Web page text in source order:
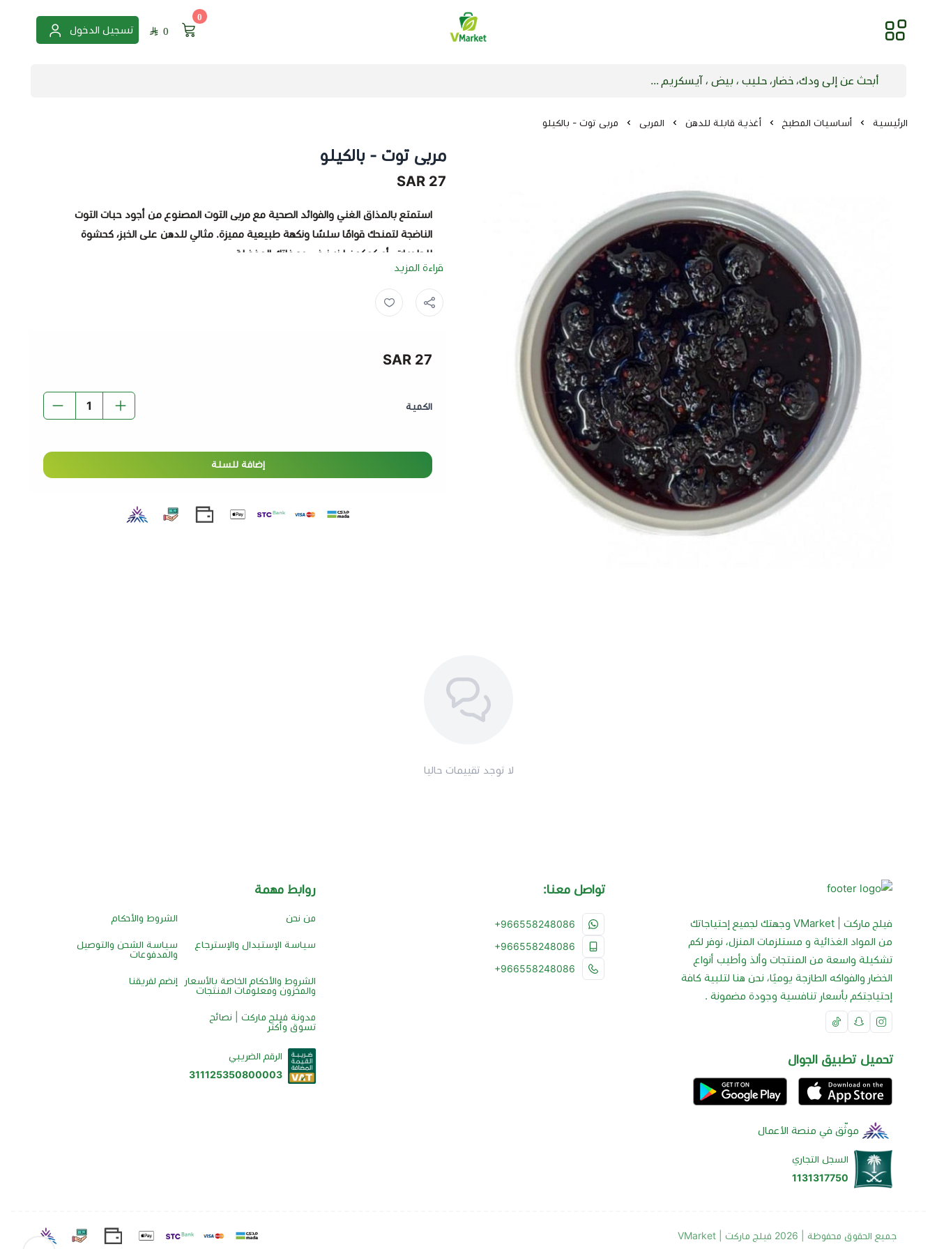
فيلج ماركت | VMarket
0
0 تسجيل الدخول
الرئيسية أساسيات المطبخ أغذية قابلة للدهن المربى مربى توت - بالكيلو
مربى توت - بالكيلو
27 SAR
استمتع بالمذاق الغني والفوائد الصحية مع مربى التوت المصنوع من أجود حبات التوت
الناضجة لتمنحك قوامًا سلسًا ونكهة طبيعية مميزة. مثالي للدهن على الخبز، كحشوة
للحلويات، أو كمكون لذيذ في وصفاتك المفضلة.
فوائد مربى التوت:
غني بالفيتامينات والمعادن
متعدد الاستخدامات
– مثالي للفطور، مع الحلويات، أو كمكون لذيذ للمخبوزات.
قراءة المزيد
الكمية
27 SAR
إضافة للسلة
لا توجد تقييمات حاليا
فيلج ماركت | VMarket وجهتك لجميع إحتياجاتك
من المواد الغذائية و مستلزمات المنزل، نوفر لكم
تشكيلة واسعة من المنتجات وألذ وأطيب أنواع
الخضار والفواكه الطازجة يوميًا، نحن هنا لتلبية كافة
إحتياجتكم بأسعار تنافسية وجودة مضمونة .
تحميل تطبيق الجوال
موثّق في منصة الأعمال
السجل التجاري
1131317750
تواصل معنا:
+966558248086
+966558248086
+966558248086
روابط مهمة
من نحن الشروط والأحكام
سياسة الإستبدال والإسترجاع
سياسة الشحن والتوصيل
والمدفوعات
الشروط والأحكام الخاصة بالأسعار
والمخزون ومعلومات المنتجات
إنضم لفريقنا
مدونة فيلج ماركت | نصائح
تسوق وأكثر
الرقم الضريبي
311125350800003
جميع الحقوق محفوظة | 2026 فيلج ماركت | VMarket